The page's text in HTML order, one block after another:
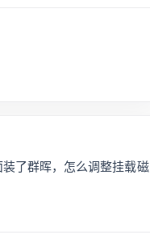
了群晖，怎么调整挂载磁